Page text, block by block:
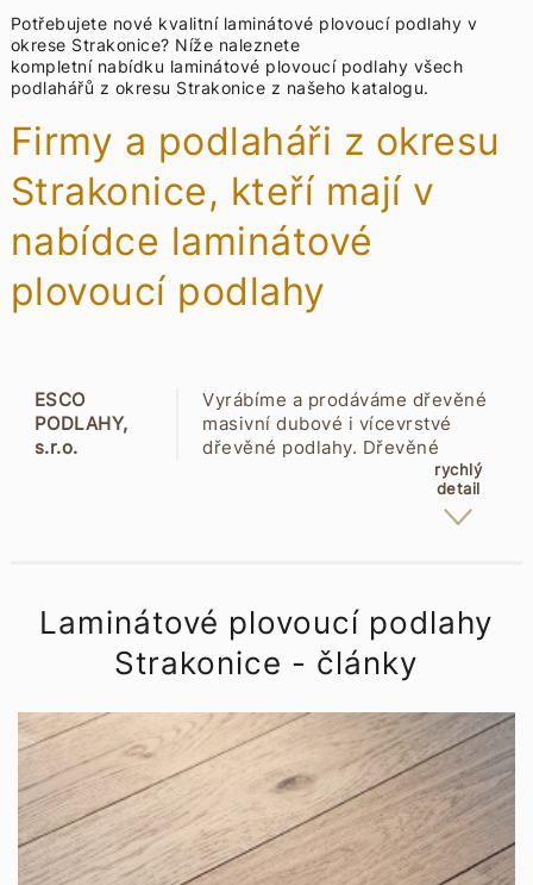
Potřebujete nové kvalitní laminátové plovoucí podlahy v
okrese Strakonice? Níže naleznete
kompletní nabídku laminátové plovoucí podlahy všech
podlahářů z okresu Strakonice z našeho katalogu.
Firmy a podlaháři z okresu
Strakonice, kteří mají v
nabídce laminátové
plovoucí podlahy
ESCO
PODLAHY,
s.r.o.
Vyrábíme a prodáváme dřevěné
masivní dubové i vícevrstvé
dřevěné podlahy. Dřevěné
podlahy upravujeme tvrdými
masivní dubové stoly na míru,
podlahy, lišty, podložky. Prodejní
centrum 500m2.
rychlý
detail
Laminátové plovoucí podlahy
Strakonice - články